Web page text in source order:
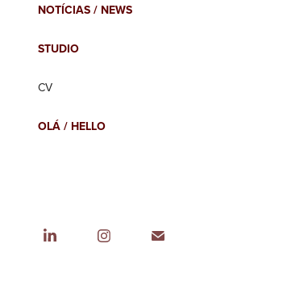
NOTÍCIAS / NEWS
STUDIO
CV
OLÁ / HELLO